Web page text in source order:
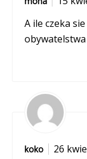
A ile czeka
obywatelstwa
koko
26